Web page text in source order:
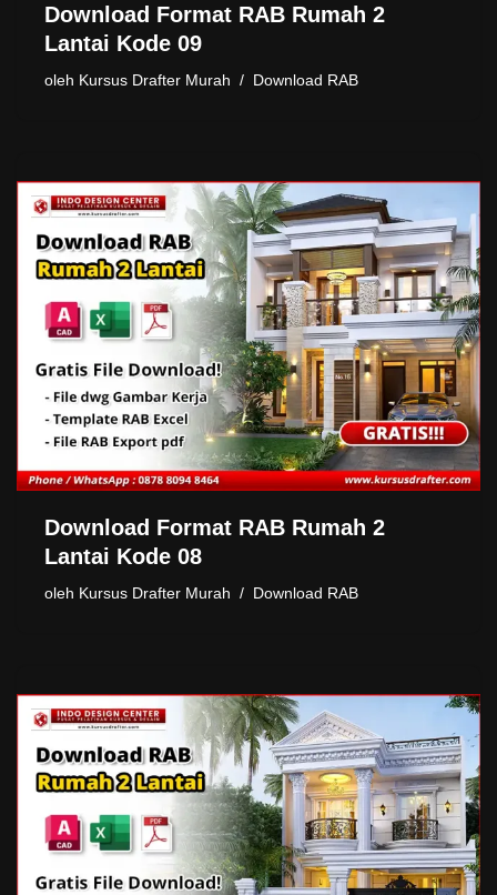
Download Format RAB Rumah 2
Lantai Kode 09
oleh Kursus Drafter Murah Download RAB
Download Format RAB Rumah 2
Lantai Kode 08
oleh Kursus Drafter Murah Download RAB